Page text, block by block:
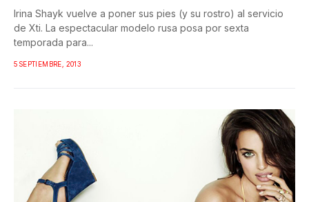
Irina Shayk vuelve a poner sus pies (y su rostro) al servicio
de Xti. La espectacular modelo rusa posa por sexta
temporada para...
5 SEPTIEMBRE, 2013